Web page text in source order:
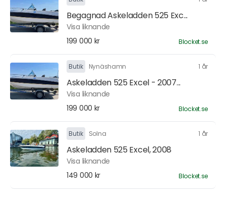
Begagnad Askeladden 525 Exc...
Visa liknande
199 000 kr
Blocket.se
Butik Nynäshamn 1 år
Askeladden 525 Excel - 2007...
Visa liknande
199 000 kr
Blocket.se
Butik Solna 1 år
Askeladden 525 Excel, 2008
Visa liknande
149 000 kr
Blocket.se